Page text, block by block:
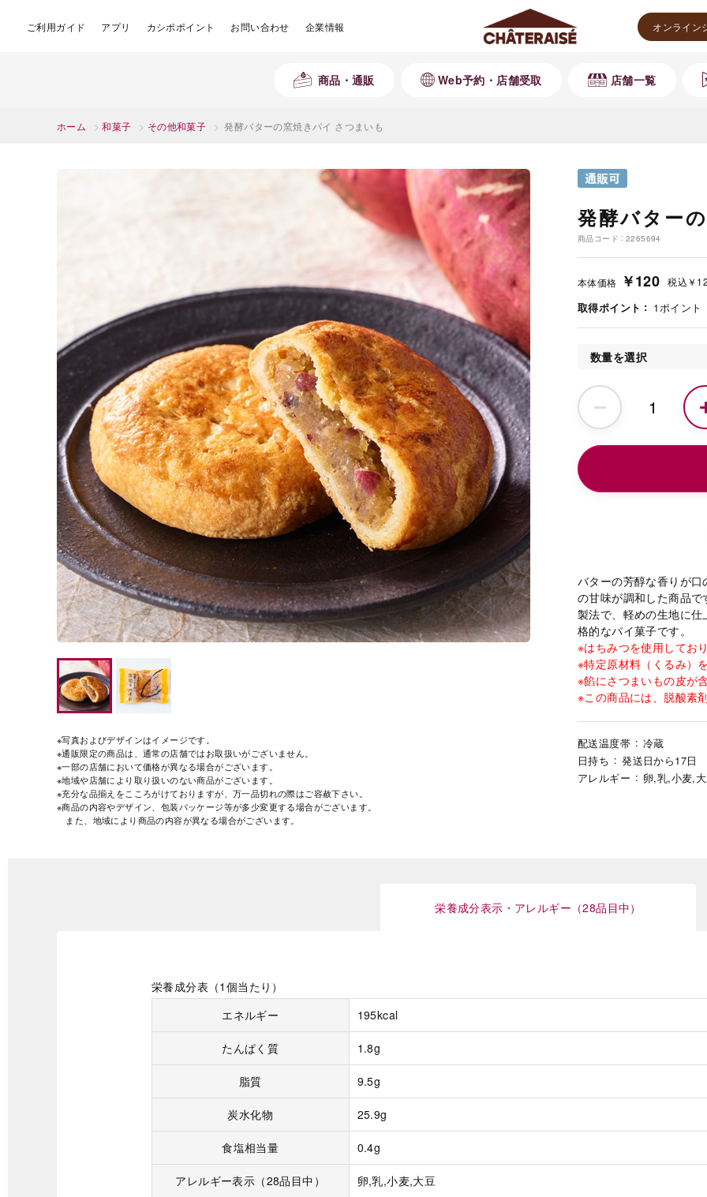
ご利用ガイド アプリ カシポポイント お問い合わせ 企業情報 オンライン
商品・通販 Web予約・店舗受取 店舗一覧
ホーム >和菓子 > その他和菓子 > 発酵バターの窯焼きパイ さつまいも
※写真およびデザインはイメージです。
※通販限定の商品は、通常の店舗ではお取扱いがございません。
※一部の店舗において価格が異なる場合がございます。
※地域や店舗により取り扱いのない商品がございます。
※充分な品揃えをこころがけておりますが、万一品切れの際はご容赦下さい。
※商品の内容やデザイン、包装パッケージ等が多少変更する場合がございます。
また、地域により商品の内容が異なる場合がございます。
発酵バター
商品コード 2265694
本体価格 ￥120 税込 ￥
取得ポイント 1ポイント
数量を選択
バターの芳醇な香りが
の甘味が調和した商品
製法で、軽めの生地に
格的なパイ菓子です。
※はちみつを使用してお
※特定原材料（くるみ）
※餡にさつまいもの皮が
※この商品には、脱酸素
配送温度帯
冷蔵
日持ち
発送日から17日
アレルギー
卵,乳,小麦,
栄養成分表示・アレルギー（28品目中）
栄養成分表（1個当たり）
エネルギー
195kcal
たんぱく質 1.8g
脂質 9.5g
炭水化物 25.9g
食塩相当量 0.4g
アレルギー表示（28品目中） 卵,乳,小麦,大豆